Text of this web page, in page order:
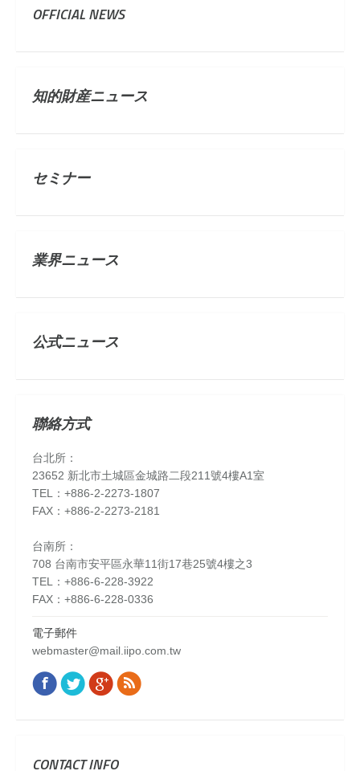
OFFICIAL NEWS
知的財産ニュース
セミナー
業界ニュース
公式ニュース
聯絡方式
台北所：
23652 新北市土城區金城路二段211號4樓A1室
TEL：+886-2-2273-1807
FAX：+886-2-2273-2181
台南所：
708 台南市安平區永華11街17巷25號4樓之3
TEL：+886-6-228-3922
FAX：+886-6-228-0336
電子郵件
webmaster@mail.iipo.com.tw
Find us on:
Facebook
TwitterGoogle+
Rss
CONTACT INFO